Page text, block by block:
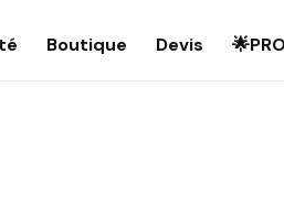
Boutique Devis